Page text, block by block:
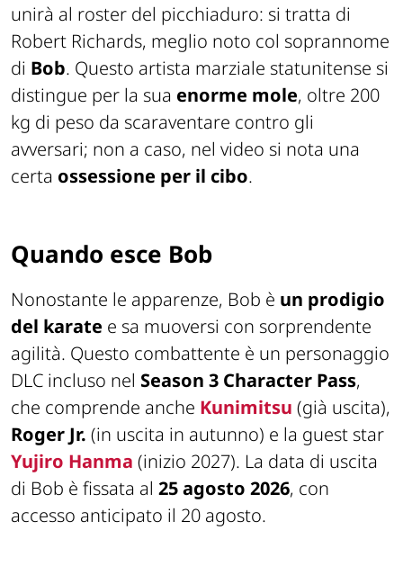
unirà al roster del picchiaduro: si tratta di
Robert Richards, meglio noto col soprannome
di Bob. Questo artista marziale statunitense si
distingue per la sua enorme mole, oltre 200
kg di peso da scaraventare contro gli
avversari; non a caso, nel video si nota una
certa ossessione per il cibo.
Quando esce Bob
Nonostante le apparenze, Bob è un prodigio
del karate e sa muoversi con sorprendente
agilità. Questo combattente è un personaggio
DLC incluso nel Season 3 Character Pass,
che comprende anche Kunimitsu (già uscita),
Roger Jr. (in uscita in autunno) e la guest star
Yujiro Hanma (inizio 2027). La data di uscita
di Bob è fissata al 25 agosto 2026, con
accesso anticipato il 20 agosto.